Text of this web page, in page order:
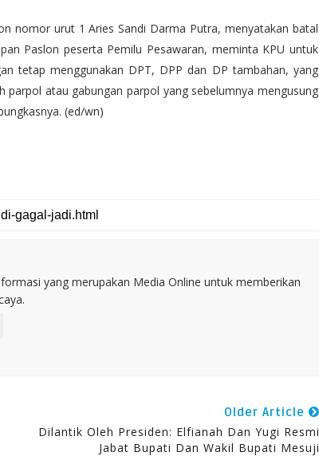
nomor urut 1 Aries Sandi Darma Putra, menyatakan batal
Paslon peserta Pemilu Pesawaran, meminta KPU untuk
tetap menggunakan DPT, DPP dan DP tambahan, yang
atau gabungan parpol yang sebelumnya mengusung
(ed/wn)
yang merupakan Media Online untuk memberikan
Older Article
Dilantik Oleh Presiden: Elfianah Dan Yugi Resmi
Jabat Bupati Dan Wakil Bupati Mesuji